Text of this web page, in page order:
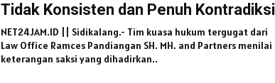
Tidak Konsisten dan Penuh Kontradiksi
NET24JAM.ID || Sidikalang.- Tim kuasa hukum tergugat dari
Law Office Ramces Pandiangan SH. MH. and Partners menilai
keterangan saksi yang dihadirkan..